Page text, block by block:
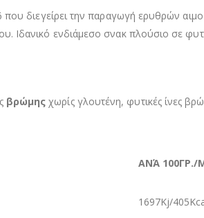
που διεγείρει την παραγωγή ερυθρών
ενδιάμεσο σνακ πλούσιο σε
βρώμης χωρίς γλουτένη, φυτικές ίνες
ΑΝΆ 100ΓΡ./
1697Kj/